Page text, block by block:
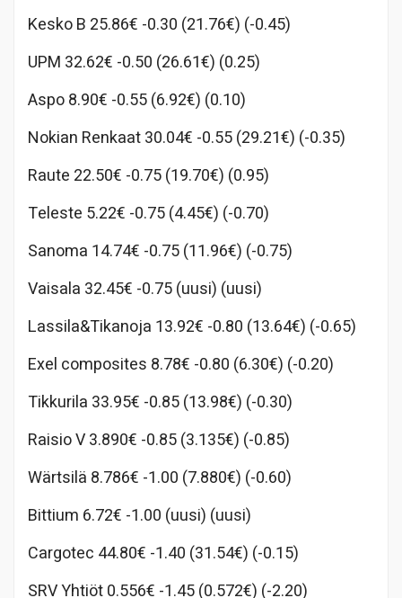
Kesko B 25.86€ -0.30 (21.76€) (-0.45)
UPM 32.62€ -0.50 (26.61€) (0.25)
Aspo 8.90€ -0.55 (6.92€) (0.10)
Nokian Renkaat 30.04€ -0.55 (29.21€) (-0.35)
Raute 22.50€ -0.75 (19.70€) (0.95)
Teleste 5.22€ -0.75 (4.45€) (-0.70)
Sanoma 14.74€ -0.75 (11.96€) (-0.75)
Vaisala 32.45€ -0.75 (uusi) (uusi)
Lassila&Tikanoja 13.92€ -0.80 (13.64€) (-0.65)
Exel composites 8.78€ -0.80 (6.30€) (-0.20)
Tikkurila 33.95€ -0.85 (13.98€) (-0.30)
Raisio V 3.890€ -0.85 (3.135€) (-0.85)
Wärtsilä 8.786€ -1.00 (7.880€) (-0.60)
Bittium 6.72€ -1.00 (uusi) (uusi)
Cargotec 44.80€ -1.40 (31.54€) (-0.15)
SRV Yhtiöt 0.556€ -1.45 (0.572€) (-2.20)